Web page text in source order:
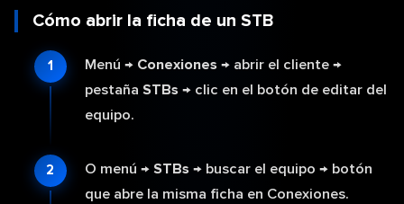
Cómo abrir la ficha de un STB
Menú → Conexiones → abrir el cliente →
pestaña STBs → clic en el botón de editar del
equipo.
O menú → STBs → buscar el equipo → botón
que abre la misma ficha en Conexiones.